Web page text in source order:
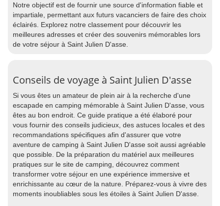
Notre objectif est de fournir une source d'information fiable et
impartiale, permettant aux futurs vacanciers de faire des choix
éclairés. Explorez notre classement pour découvrir les
meilleures adresses et créer des souvenirs mémorables lors
de votre séjour à Saint Julien D'asse.
Conseils de voyage à Saint Julien D'asse
Si vous êtes un amateur de plein air à la recherche d'une
escapade en camping mémorable à Saint Julien D'asse, vous
êtes au bon endroit. Ce guide pratique a été élaboré pour
vous fournir des conseils judicieux, des astuces locales et des
recommandations spécifiques afin d'assurer que votre
aventure de camping à Saint Julien D'asse soit aussi agréable
que possible. De la préparation du matériel aux meilleures
pratiques sur le site de camping, découvrez comment
transformer votre séjour en une expérience immersive et
enrichissante au cœur de la nature. Préparez-vous à vivre des
moments inoubliables sous les étoiles à Saint Julien D'asse.